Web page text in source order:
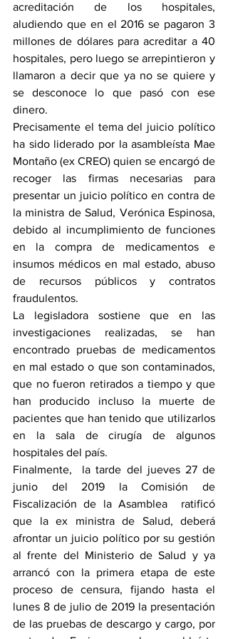
acreditación de los hospitales,
aludiendo que en el 2016 se pagaron 3
millones de dólares para acreditar a 40
hospitales, pero luego se arrepintieron y
llamaron a decir que ya no se quiere y
se desconoce lo que pasó con ese
dinero.
Precisamente el tema del juicio político
ha sido liderado por la asambleísta Mae
Montaño (ex CREO) quien se encargó de
recoger las firmas necesarias para
presentar un juicio político en contra de
la ministra de Salud, Verónica Espinosa,
debido al incumplimiento de funciones
en la compra de medicamentos e
insumos médicos en mal estado, abuso
de recursos públicos y contratos
fraudulentos.
La legisladora sostiene que en las
investigaciones realizadas, se han
encontrado pruebas de medicamentos
en mal estado o que son contaminados,
que no fueron retirados a tiempo y que
han producido incluso la muerte de
pacientes que han tenido que utilizarlos
en la sala de cirugía de algunos
hospitales del país.
Finalmente,  la tarde del jueves 27 de
junio del 2019 la Comisión de
Fiscalización de la Asamblea  ratificó
que la ex ministra de Salud, deberá
afrontar un juicio político por su gestión
al frente del Ministerio de Salud y ya
arrancó con la primera etapa de este
proceso de censura, fijando hasta el
lunes 8 de julio de 2019 la presentación
de las pruebas de descargo y cargo, por